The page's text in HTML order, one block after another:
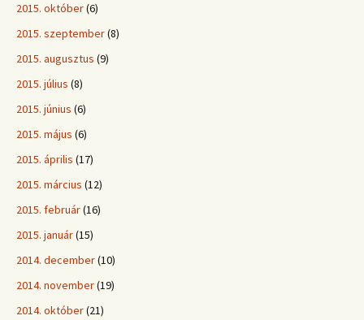
2015. október(6)
2015. szeptember(8)
2015. augusztus (9)
2015. július (8)
2015. június (6)
2015. május (6)
2015. április (17)
2015. március (12)
2015. február(16)
2015. január(15)
2014. december(10)
2014. november(19)
2014. október(21)